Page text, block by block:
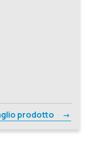
prodotto